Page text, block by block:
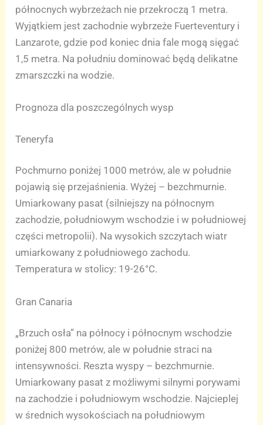
północnych wybrzeżach nie przekroczą 1 metra.
Wyjątkiem jest zachodnie wybrzeże Fuerteventury i
Lanzarote, gdzie pod koniec dnia fale mogą sięgać
1,5 metra. Na południu dominować będą delikatne
zmarszczki na wodzie.
Prognoza dla poszczególnych wysp
Teneryfa
Pochmurno poniżej 1000 metrów, ale w południe
pojawią się przejaśnienia. Wyżej – bezchmurnie.
Umiarkowany pasat (silniejszy na północnym
zachodzie, południowym wschodzie i w południowej
części metropolii). Na wysokich szczytach wiatr
umiarkowany z południowego zachodu.
Temperatura w stolicy: 19-26°C.
Gran Canaria
„Brzuch osła” na północy i północnym wschodzie
poniżej 800 metrów, ale w południe straci na
intensywności. Reszta wyspy – bezchmurnie.
Umiarkowany pasat z możliwymi silnymi porywami
na zachodzie i południowym wschodzie. Najcieplej
w średnich wysokościach na południowym